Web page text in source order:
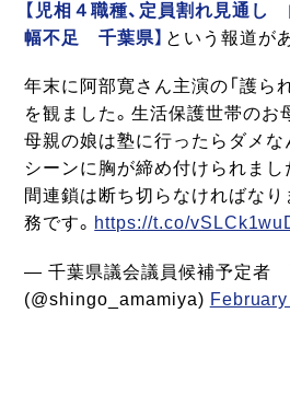
【児相４職種、定員割れ見通
幅不足 千葉県】 という報道が
年末に阿部寛さん主演の「護ら
を観ました。生活保護世帯のお
母親の娘は塾に行ったらダメな
シーンに胸が締め付けられまし
間連鎖は断ち切らなければなり
務です。 https://t.co/
— 千葉県議会議員候補予定者
(@shingo_amamiya)